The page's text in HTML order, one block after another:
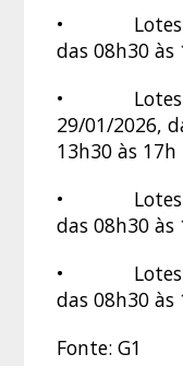
• Lotes
das 08h30 às
• Lotes
29/01/2026,
13h30 às 17h
• Lotes
das 08h30 às
• Lotes
das 08h30 às
Fonte: G1